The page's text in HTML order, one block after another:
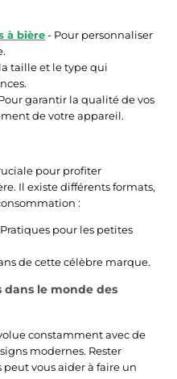
à bière- Pour personnaliser
taille et le type qui
garantir la qualité de vos
de votre appareil.
pour profiter
Il existe différents formats,
:
pour les petites
de cette célèbre marque.
dans le monde des
constamment avec de
modernes. Rester
vous aider à faire un